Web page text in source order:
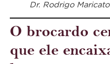
Dr. Rodrigo
O brocardo
que ele